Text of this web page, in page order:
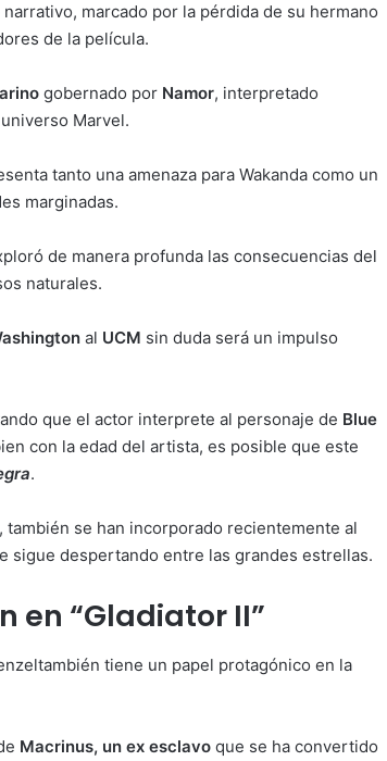
marcado por la pérdida de su hermano
de la película.
gobernado por Namor, interpretado
Marvel.
tanto una amenaza para Wakanda como un
marginadas.
de manera profunda las consecuencias del
naturales.
al UCM sin duda será un impulso
que el actor interprete al personaje de Blue
con la edad del artista, es posible que este
.
, también se han incorporado recientemente al
sigue despertando entre las grandes estrellas.
en “Gladiator II”
tiene un papel protagónico en la
Macrinus, un ex esclavo que se ha convertido